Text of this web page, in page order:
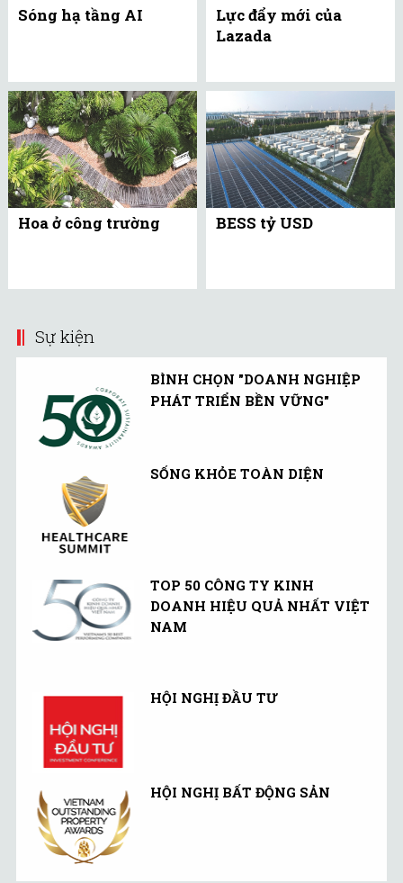
Sóng hạ tầng AI
Lực đẩy mới của
Lazada
Hoa ở công trường BESS tỷ USD
Sự kiện
BÌNH CHỌN "DOANH NGHIỆP
PHÁT TRIỂN BỀN VỮNG"
SỐNG KHỎE TOÀN DIỆN
TOP 50 CÔNG TY KINH
DOANH HIỆU QUẢ NHẤT VIỆT
NAM
HỘI NGHỊ ĐẦU TƯ
HỘI NGHỊ BẤT ĐỘNG SẢN